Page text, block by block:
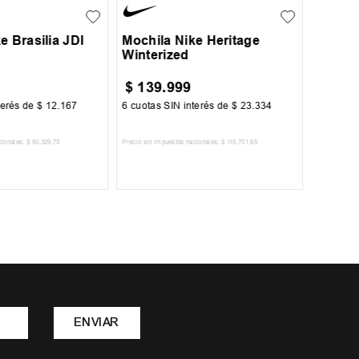
Brasilia JDI
de$ 12 167
$ 60 329 ,75
Mochila Nike Heritage
Winterized
$ 139.999
6 cuotas SIN interés de$ 23 334
Precio sin impuestos nacionales: $ 115 .701 ,65
ENVIAR